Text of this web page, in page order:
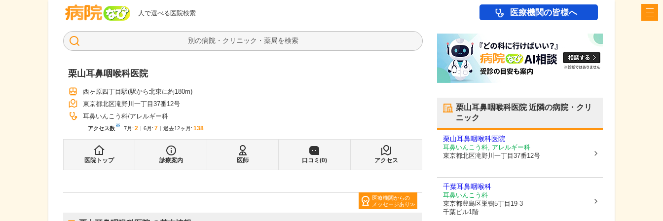
人で選べる医院検索
病院なび 医療機関の皆様へ
検索
栗山耳鼻咽喉科医院
西ヶ原四丁目駅(駅から北東に約180m)
東京都北区滝野川一丁目37番12号
耳鼻いんこう科 アレルギー科
アクセス数※ 7月 : 2 6月 : 7 過去12ヶ月: 138
医院トップ 診療案内 医師 口コミ(0) アクセス
医療機関からの
メッセージあり
栗山耳鼻咽喉科医院近隣の病院・クリ
ニック
栗山耳鼻咽喉科医院
耳鼻いんこう科, アレルギー科
東京都北区滝野川一丁目37番12号
千葉耳鼻咽喉科
耳鼻いんこう科
東京都豊島区巣鴨5丁目19-3
千葉ビル1階